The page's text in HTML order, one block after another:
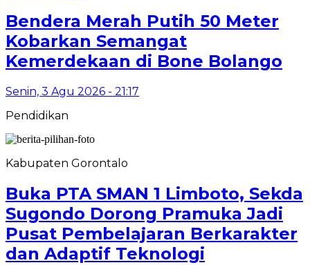
Bendera Merah Putih 50 Meter
Kobarkan Semangat
Kemerdekaan di Bone Bolango
Senin, 3 Agu 2026 - 21:17
Pendidikan
Kabupaten Gorontalo
Buka PTA SMAN 1 Limboto, Sekda
Sugondo Dorong Pramuka Jadi
Pusat Pembelajaran Berkarakter
dan Adaptif Teknologi